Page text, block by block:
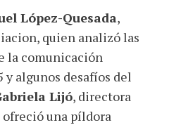
López-Quesada,
quien analizó las
la comunicación
y algunos desafíos del
Lijó, directora
ofreció una píldora